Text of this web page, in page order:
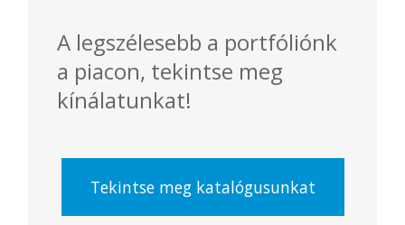
A legszélesebb a portfóliónk
a piacon, tekintse meg
kínálatunkat!
Tekintse meg katalógusunkat